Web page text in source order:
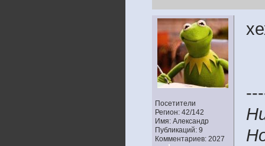
Посетители
Регион: 42/142
Имя: Александр
Публикаций: 9
Комментариев: 2027